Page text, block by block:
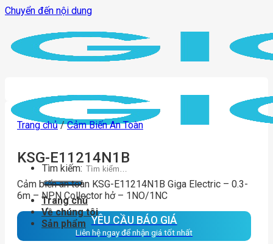
Chuyển đến nội dung
Tìm kiếm:
Trang chủ
Về chúng tôi
Sản phẩm
Trang chủ / Cảm Biến An Toàn
KSG-E11214N1B
Cảm biến an toàn KSG-E11214N1B Giga Electric – 0.3-
6m – NPN Collector hở – 1NO/1NC
YÊU CẦU BÁO GIÁ
Liên hệ ngay để nhận giá tốt nhất